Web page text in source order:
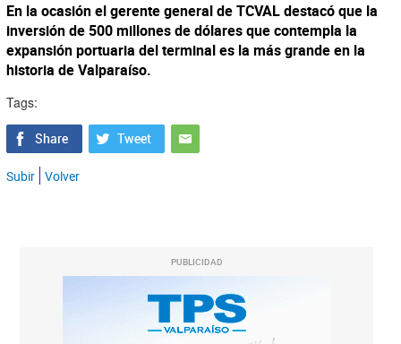
En la ocasión el gerente general de TCVAL destacó que la
inversión de 500 millones de dólares que contempla la
expansión portuaria del terminal es la más grande en la
historia de Valparaíso.
Tags:
Subir Volver
PUBLICIDAD